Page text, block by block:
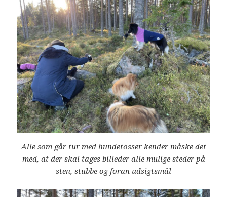
Alle som går tur med hundetosser kender måske det
med, at der skal tages billeder alle mulige steder på
sten, stubbe og foran udsigtsmål